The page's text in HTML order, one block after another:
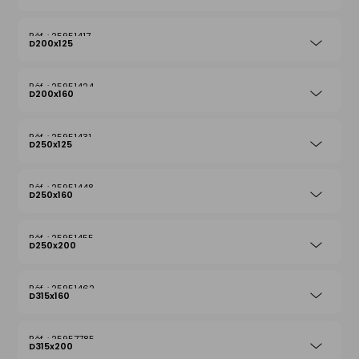
25951417
D200x125
25951424
D200x160
25951431
D250x125
25951448
D250x160
25951455
D250x200
25951462
D315x160
25957785
D315x200